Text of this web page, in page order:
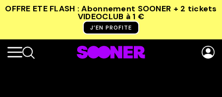
OFFRE ETE FLASH : Abonnement SOONER + 2 tickets
VIDEOCLUB à 1 €
J’EN PROFITE